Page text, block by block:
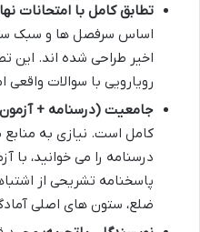
تطابق کامل با امتحانات
اساس سرفصل ها و سبک
اخیر طراحی شده اند. این
رویارویی با سوالات واقعی
جامعیت (درسنامه +
کامل است. نیازی به
درسنامه را می خوانید، با
پاسخنامه تشریحی از
ضلع، ستون های اصلی